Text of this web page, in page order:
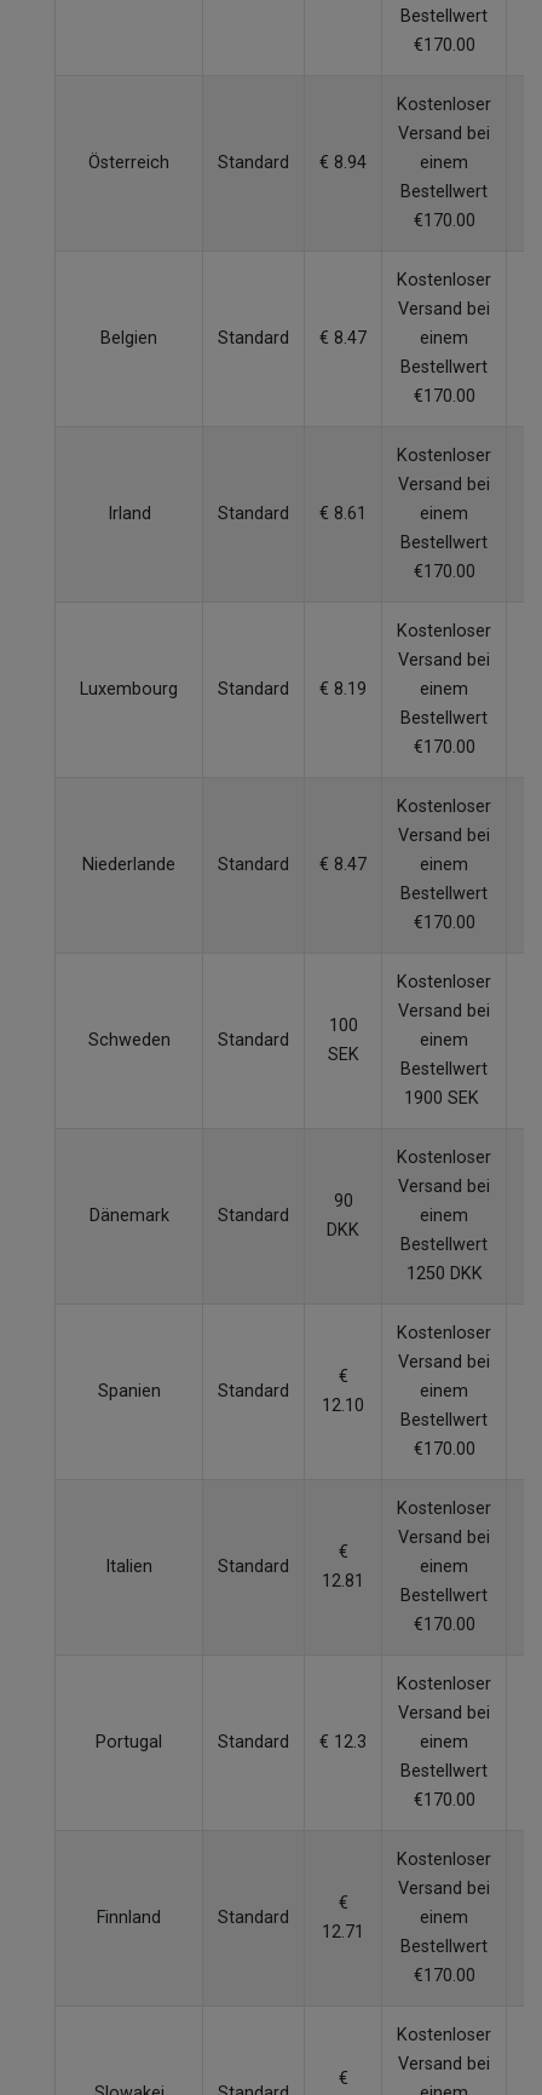
Bestellwert
€170.00
Österreich Standard € 8.94
Kostenloser
Versand bei
einem
Bestellwert
€170.00
Belgien Standard € 8.47
Kostenloser
Versand bei
einem
Bestellwert
€170.00
Irland Standard € 8.61
Kostenloser
Versand bei
einem
Bestellwert
€170.00
Luxembourg Standard € 8.19
Kostenloser
Versand bei
einem
Bestellwert
€170.00
Niederlande Standard € 8.47
Kostenloser
Versand bei
einem
Bestellwert
€170.00
Schweden Standard
100
SEK
Kostenloser
Versand bei
einem
Bestellwert
1900 SEK
Dänemark Standard
90
DKK
Kostenloser
Versand bei
einem
Bestellwert
1250 DKK
Spanien Standard
€
12.10
Kostenloser
Versand bei
einem
Bestellwert
€170.00
Italien Standard
€
12.81
Kostenloser
Versand bei
einem
Bestellwert
€170.00
Portugal Standard € 12.3
Kostenloser
Versand bei
einem
Bestellwert
€170.00
Finnland Standard
€
12.71
Kostenloser
Versand bei
einem
Bestellwert
€170.00
€
Kostenloser
Versand bei